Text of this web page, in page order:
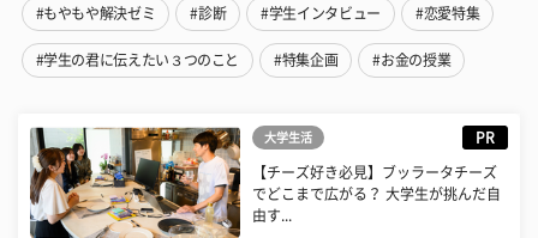
#もやもや解決ゼミ #診断 #学生インタビュー #恋愛特集
#学生の君に伝えたい３つのこと #特集企画 #お金の授業
大学生活 PR
【チーズ好き必見】ブッラータチーズ
でどこまで広がる？ 大学生が挑んだ自
由す...